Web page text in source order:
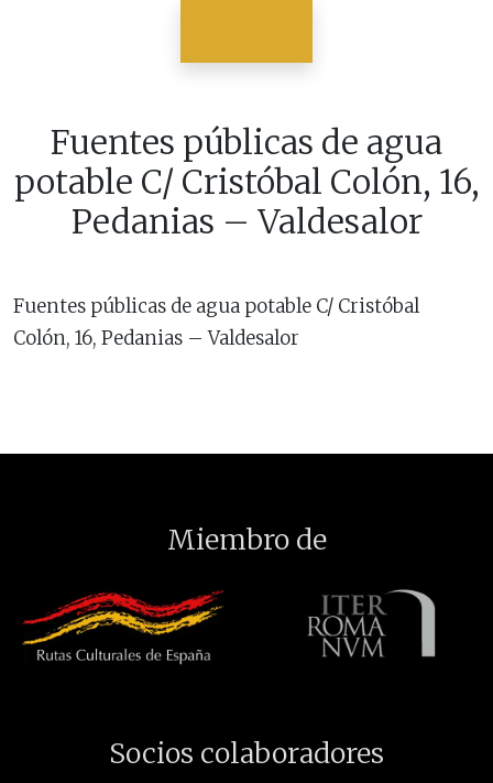
Fuentes públicas de agua
potable C/ Cristóbal Colón, 16,
Pedanias – Valdesalor
Fuentes públicas de agua potable C/ Cristóbal
Colón, 16, Pedanias – Valdesalor
Miembro de
Socios colaboradores